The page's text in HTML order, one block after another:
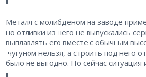
Металл с молибденом на заводе
но отливки из него не выпускались
выплавлять его вместе с обычным
чугуном нельзя, а строить под него
было не выгодно. Но сейчас ситуация